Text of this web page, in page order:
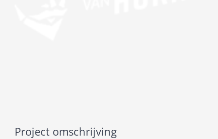
Project omschrijving